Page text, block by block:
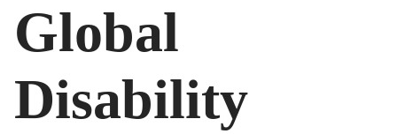
Global
Disability